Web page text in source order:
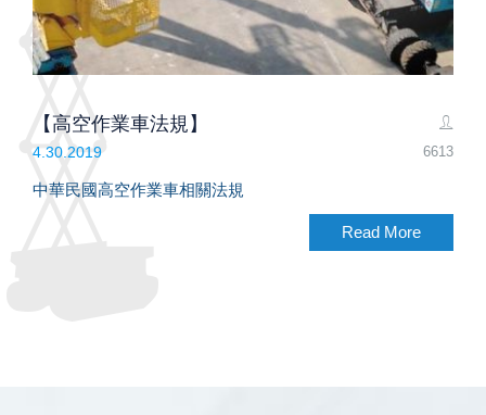
6613
【高空作業車法規】
4.30.2019
中華民國高空作業車相關法規
Read More